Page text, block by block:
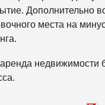
Дополнительно
места на
недвижимости